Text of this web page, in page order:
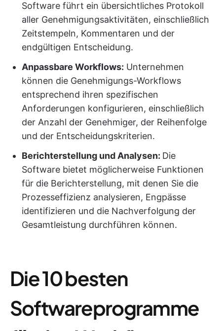
Software führt ein übersichtliches Protokoll
aller Genehmigungsaktivitäten, einschließlich
Zeitstempeln, Kommentaren und der
endgültigen Entscheidung.
Anpassbare Workflows: Unternehmen
können die Genehmigungs-Workflows
entsprechend ihren spezifischen
Anforderungen konfigurieren, einschließlich
der Anzahl der Genehmiger, der Reihenfolge
und der Entscheidungskriterien.
Berichterstellung und Analysen: Die
Software bietet möglicherweise Funktionen
für die Berichterstellung, mit denen Sie die
Prozesseffizienz analysieren, Engpässe
identifizieren und die Nachverfolgung der
Gesamtleistung durchführen können.
Die 10 besten
Softwareprogramme